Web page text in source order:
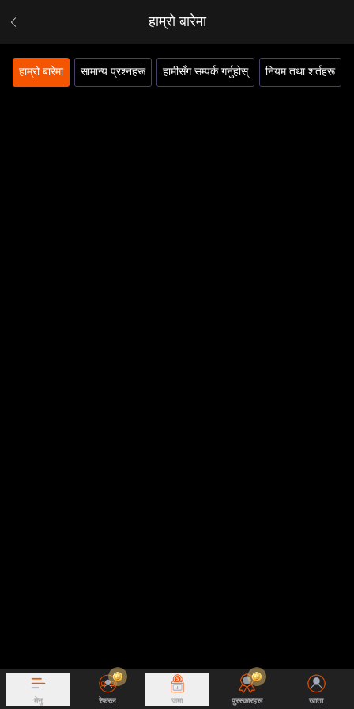
हाम्रो बारेमा
हाम्रो बारेमा सामान्य प्रश्नहरू हामीसँग सम्पर्क गर्नुहोस् नियम तथा शर्तहरू
मेनु रेफरल जमा पुरस्कारहरू खाता